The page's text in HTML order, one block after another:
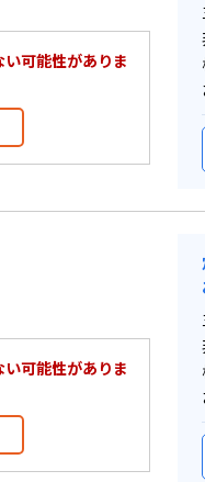
可能性がありま
可能性がありま